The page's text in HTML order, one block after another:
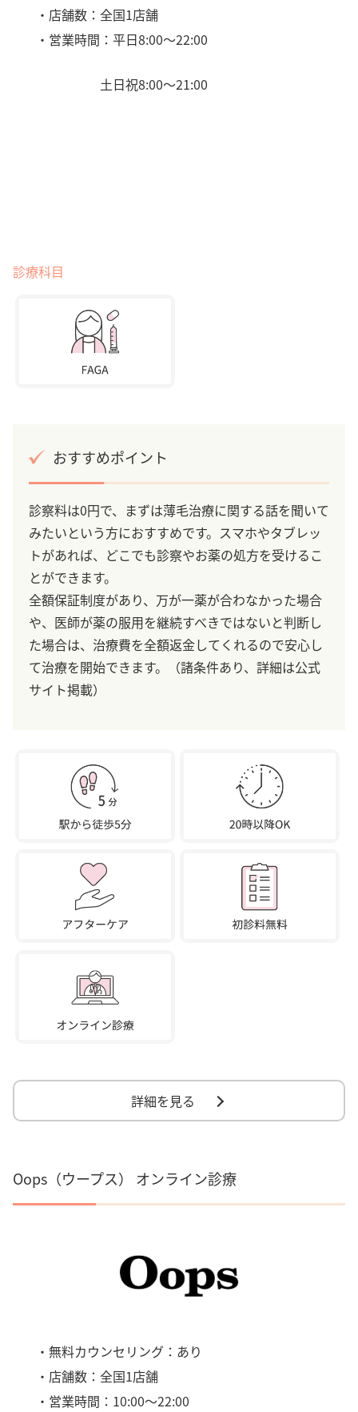
・店舗数：全国1店舗
・営業時間：平日8:00〜22:00
土日祝8:00〜21:00
診療科目
おすすめポイント
診察料は0円で、まずは薄毛治療に関する話を聞いて
みたいという方におすすめです。スマホやタブレッ
トがあれば、どこでも診察やお薬の処方を受けるこ
とができます。
全額保証制度があり、万が一薬が合わなかった場合
や、医師が薬の服用を継続すべきではないと判断し
た場合は、治療費を全額返金してくれるので安心し
て治療を開始できます。（諸条件あり、詳細は公式
サイト掲載）
詳細を見る
Oops（ウープス） オンライン診療
・無料カウンセリング：あり
・店舗数：全国1店舗
・営業時間：10:00～22:00